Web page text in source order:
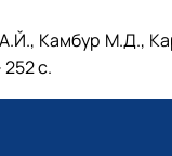
Камбур М.Д.,
с.